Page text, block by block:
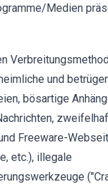
Medien
und
bösartige
Freeware-
etc.), illegale